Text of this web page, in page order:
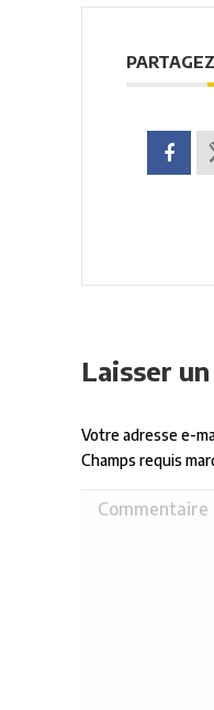
Laisser
Votre adresse e-
Champs requis
Commentaire